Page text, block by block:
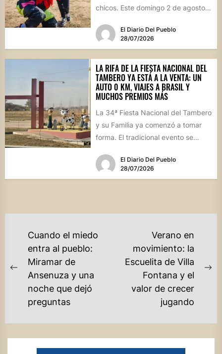
chicos. Este domingo 2 de agosto,
El Diario Del Pueblo
28/07/2026
LA RIFA DE LA FIESTA NACIONAL DEL
TAMBERO YA ESTÁ A LA VENTA: UN
AUTO 0 KM, VIAJES A BRASIL Y
MUCHOS PREMIOS MÁS
La 34ª Fiesta Nacional del Tambero
y su Familia ya comenzó a tomar
forma. El tradicional evento se
El Diario Del Pueblo
28/07/2026
NAVEGACIÓN
ENTRADAS
Previous
post:
Cuando el miedo
entra al pueblo:
Miramar de
Ansenuza y una
noche que dejó
preguntas
Verano en
movimiento: la
Escuelita de Villa
Fontana y el
valor de crecer
jugando